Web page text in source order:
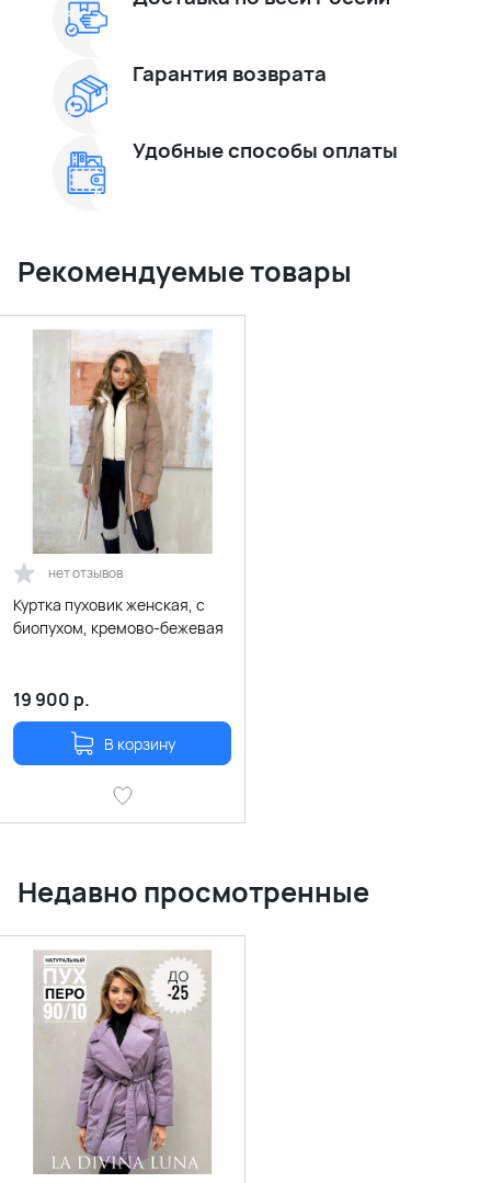
Гарантия возврата
Удобные способы оплаты
Рекомендуемые товары
нет отзывов
Куртка пуховик женская, с
биопухом, кремово-бежевая
19 900 р.
В корзину
Недавно просмотренные